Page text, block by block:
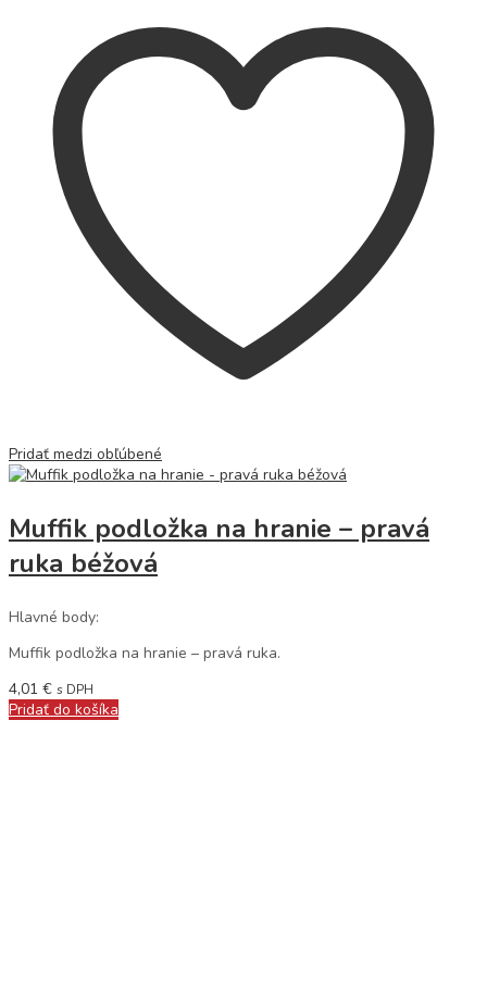
Pridať medzi obľúbené
Muffik podložka na hranie – pravá
ruka béžová
Hlavné body:
Muffik podložka na hranie – pravá ruka.
4,01 € s DPH
Pridať do košíka